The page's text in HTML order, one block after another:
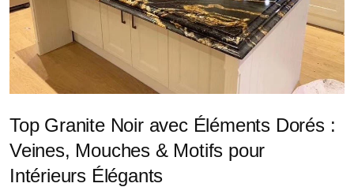
Top Granite Noir avec Éléments Dorés :
Veines, Mouches & Motifs pour
Intérieurs Élégants